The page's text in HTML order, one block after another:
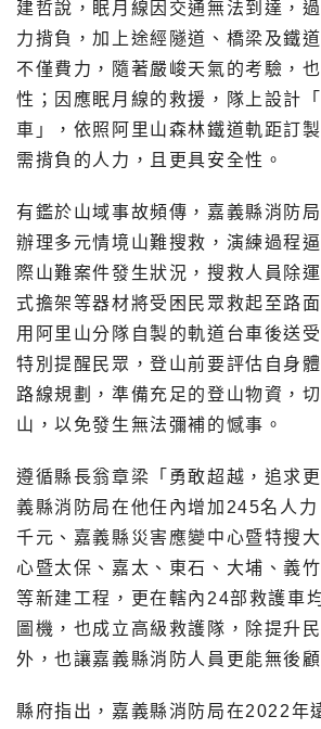
建哲說，眠月線因交通無法到達，
力揹負，加上途經隧道、橋梁及鐵
不僅費力，隨著嚴峻天氣的考驗，
性；因應眠月線的救援，隊上設計
車」，依照阿里山森林鐵道軌距訂
需揹負的人力，且更具安全性。
有鑑於山域事故頻傳，嘉義縣消防
辦理多元情境山難搜救，演練過程
際山難案件發生狀況，搜救人員除
式擔架等器材將受困民眾救起至路
用阿里山分隊自製的軌道台車後送
特別提醒民眾，登山前要評估自身
路線規劃，準備充足的登山物資，
山，以免發生無法彌補的憾事。
遵循縣長翁章梁「勇敢超越，追求
義縣消防局在他任內增加245名人
千元、嘉義縣災害應變中心暨特搜
心暨太保、嘉太、東石、大埔、義
等新建工程，更在轄內24部救護車
圖機，也成立高級救護隊，除提升
外，也讓嘉義縣消防人員更能無後顧
縣府指出，嘉義縣消防局在2022年